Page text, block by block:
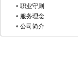
职业守则
服务理念
公司简介